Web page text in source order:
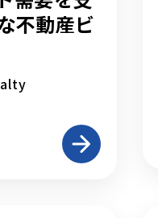
不動産ビ